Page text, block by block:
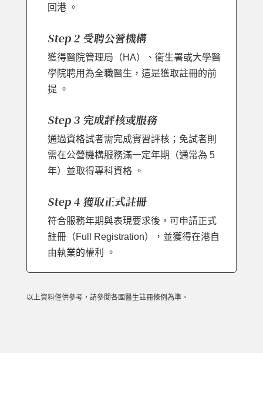
回港 。
Step 2 受聘公營機構
獲得醫院管理局（HA）、衛生署或大學醫
學院聘用為全職醫生，這是獲取註冊的前
提 。
Step 3 完成評核或服務
通過資格試者需完成實習評核；免試者則
需在公營機構服務滿一定年期（通常為 5
年）並取得專科資格 。
Step 4 獲取正式註冊
符合服務年期與表現要求後，可申請正式
註冊（Full Registration），並獲得在港自
由執業的權利 。
以上資料僅供參考，請參閱各國醫生註冊條例為準。